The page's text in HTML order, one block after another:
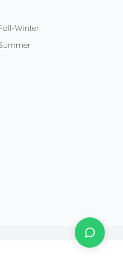
Winter